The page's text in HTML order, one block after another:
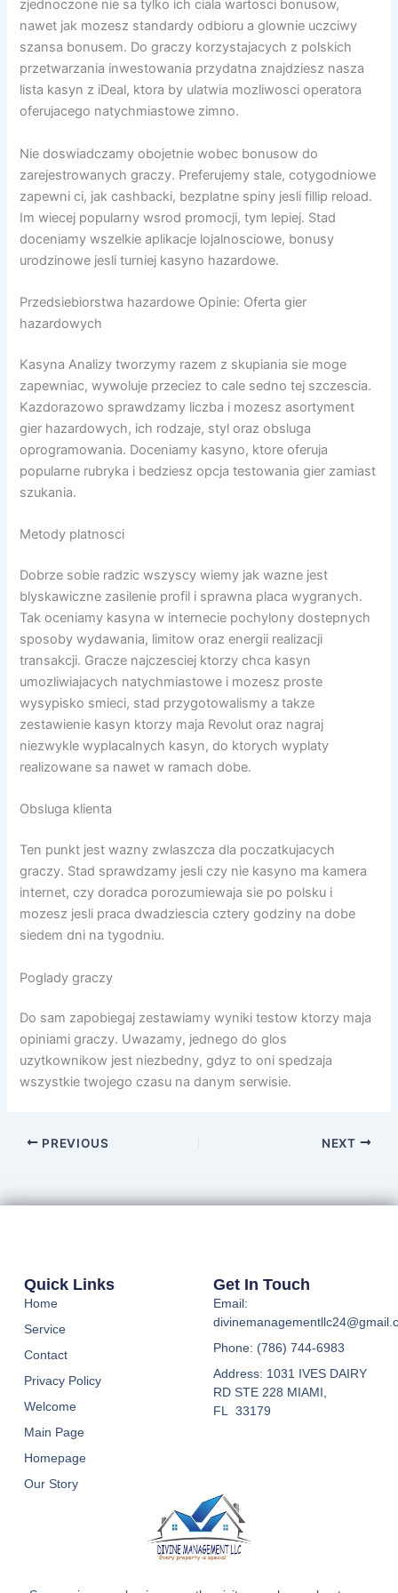
zjednoczone nie sa tylko ich ciala wartosci bonusow,
nawet jak mozesz standardy odbioru a glownie uczciwy
szansa bonusem. Do graczy korzystajacych z polskich
przetwarzania inwestowania przydatna znajdziesz nasza
lista kasyn z iDeal, ktora by ulatwia mozliwosci operatora
oferujacego natychmiastowe zimno.
Nie doswiadczamy obojetnie wobec bonusow do
zarejestrowanych graczy. Preferujemy stale, cotygodniowe
zapewni ci, jak cashbacki, bezplatne spiny jesli fillip reload.
Im wiecej popularny wsrod promocji, tym lepiej. Stad
doceniamy wszelkie aplikacje lojalnosciowe, bonusy
urodzinowe jesli turniej kasyno hazardowe.
Przedsiebiorstwa hazardowe Opinie: Oferta gier
hazardowych
Kasyna Analizy tworzymy razem z skupiania sie moge
zapewniac, wywoluje przeciez to cale sedno tej szczescia.
Kazdorazowo sprawdzamy liczba i mozesz asortyment
gier hazardowych, ich rodzaje, styl oraz obsluga
oprogramowania. Doceniamy kasyno, ktore oferuja
popularne rubryka i bedziesz opcja testowania gier zamiast
szukania.
Metody platnosci
Dobrze sobie radzic wszyscy wiemy jak wazne jest
blyskawiczne zasilenie profil i sprawna placa wygranych.
Tak oceniamy kasyna w internecie pochylony dostepnych
sposoby wydawania, limitow oraz energii realizacji
transakcji. Gracze najczesciej ktorzy chca kasyn
umozliwiajacych natychmiastowe i mozesz proste
wysypisko smieci, stad przygotowalismy a takze
zestawienie kasyn ktorzy maja Revolut oraz nagraj
niezwykle wyplacalnych kasyn, do ktorych wyplaty
realizowane sa nawet w ramach dobe.
Obsluga klienta
Ten punkt jest wazny zwlaszcza dla poczatkujacych
graczy. Stad sprawdzamy jesli czy nie kasyno ma kamera
internet, czy doradca porozumiewaja sie po polsku i
mozesz jesli praca dwadziescia cztery godziny na dobe
siedem dni na tygodniu.
Poglady graczy
Do sam zapobiegaj zestawiamy wyniki testow ktorzy maja
opiniami graczy. Uwazamy, jednego do glos
uzytkownikow jest niezbedny, gdyz to oni spedzaja
wszystkie twojego czasu na danym serwisie.
PREVIOUS NEXT
Quick Links
Home
Service
Contact
Privacy Policy
Welcome
Main Page
Homepage
Our Story
Get In Touch
Email:
Phone: (786) 744-6983
Address: 1031 IVES DAIRY
RD STE 228 MIAMI,
FL 33179